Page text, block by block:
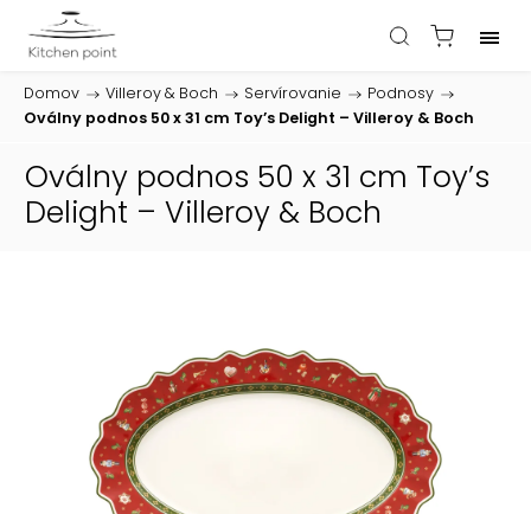
Domov / Villeroy & Boch / Servírovanie / Podnosy /
Oválny podnos 50 x 31 cm Toy’s Delight – Villeroy & Boch
Oválny podnos 50 x 31 cm Toy’s
Delight – Villeroy & Boch